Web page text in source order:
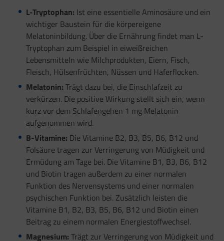
L-Tryptophan: Ist eine essentielle Aminosäure und ein
wichtiger Baustein für die körpereigene
Melatoninbildung. Über die Ernährung findet man L-
Tryptophan zum Beispiel in eiweißreichen
Lebensmitteln wie Milchprodukten, Eiern, Fisch,
Fleisch, Hülsenfrüchten, Nüssen und Haferflocken.
Melatonin: Trägt dazu bei, die Einschlafzeit zu
verkürzen. Die positive Wirkung stellt sich ein, wenn
kurz vor dem Schlafengehen 1 mg Melatonin
aufgenommen wird.
B-Vitamine: Die Vitamine B2, B3, B5, B6, B12 und
Folsäure tragen zur Verringerung von Müdigkeit und
Ermüdung am Tage bei. Die Vitamine B1, B3, B6, B12
und Biotin tragen außerdem zu einer normalen
Funktion des Nervensystems und einer normalen
psychischen Funktion bei. Zusätzlich leisten die
Vitamine B1, B2, B3, B5, B6, B12 und Biotin einen
Beitrag zu einem normalen Energiestoffwechsel.
Magnesium: Trägt zur Verringerung von Müdigkeit und